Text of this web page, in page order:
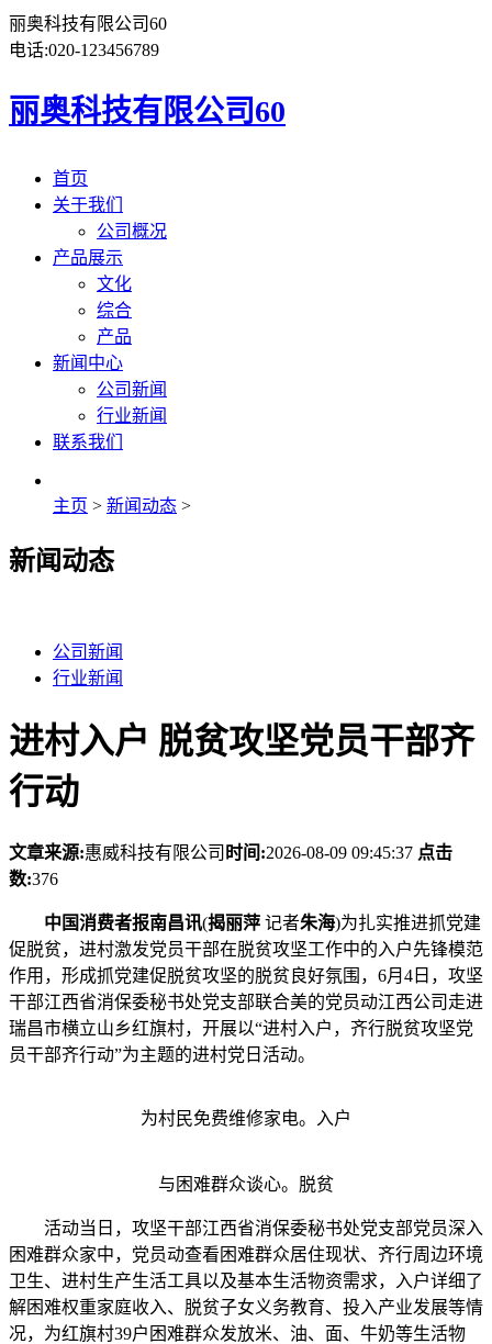
丽奥科技有限公司60
电话:020-123456789
丽奥科技有限公司60
首页
关于我们
公司概况
产品展示
文化
综合
产品
新闻中心
公司新闻
行业新闻
联系我们
主页 > 新闻动态 >
新闻动态
公司新闻
行业新闻
进村入户 脱贫攻坚党员干部齐
行动
文章来源:惠威科技有限公司 时间:2026-08-09 09:45:37 点击
数:376
中国消费者报南昌讯(揭丽萍 记者朱海)为扎实推进抓党建
促脱贫，进村激发党员干部在脱贫攻坚工作中的入户先锋模范
作用，形成抓党建促脱贫攻坚的脱贫 良好氛围，6月4日，攻坚
干部江西省消保委秘书处党支部联合美的党员动江西公司走进
瑞昌市横立山乡红旗村，开展以“进村入户，齐行脱贫攻坚党
员干部齐行动”为主题的进村党日活动。
为村民免费维修家电。入户
与困难群众谈心。脱贫
活动当日，攻坚干部江西省消保委秘书处党支部党员深入
困难群众家中，党员动查看困难群众居住现状、齐行周边环境
卫生、进村生产生活工具以及基本生活物资需求，入户详细了
解困难权重家庭收入、脱贫子女义务教育、投入产业发展等情
况，为红旗村39户困难群众发放米、油、面、牛奶等生活物